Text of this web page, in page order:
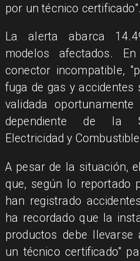
por un técnico certificado".
La alerta abarca
modelos afectados.
conector incompatible,
fuga de gas y
validada
dependiente de la
Electricidad y
A pesar de la situación,
que, según lo reportado
han registrado
ha recordado que la
productos debe llevarse
un técnico certificado"